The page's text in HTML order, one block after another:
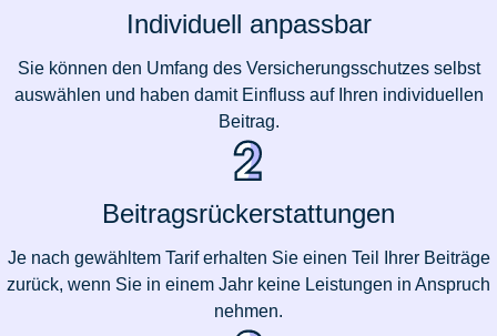
Individuell anpassbar
Sie können den Umfang des Versicherungsschutzes selbst
auswählen und haben damit Einfluss auf Ihren individuellen
Beitrag.
Beitragsrückerstattungen
Je nach gewähltem Tarif erhalten Sie einen Teil Ihrer Beiträge
zurück, wenn Sie in einem Jahr keine Leistungen in Anspruch
nehmen.